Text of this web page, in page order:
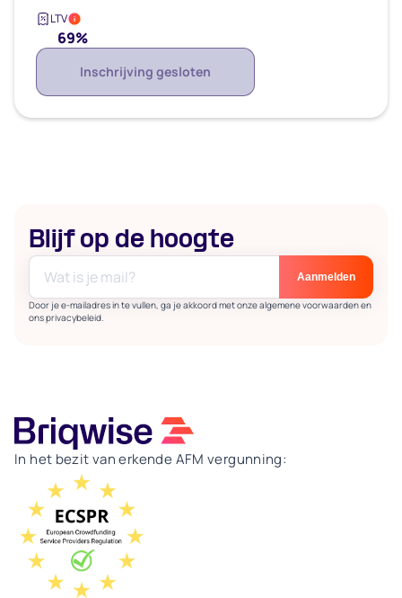
LTV i
69%
Inschrijving gesloten
Blijf op de hoogte
Door je e-mailadres in te vullen, ga je akkoord met onze algemene voorwaarden en
ons privacybeleid.
In het bezit van erkende AFM vergunning: